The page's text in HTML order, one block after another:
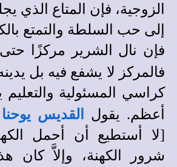
الزوجية، فإن المتاع الذي
إلى حب السلطة والتمتع
فإن نال الشرير مركزًا حتى
فالمركز لا يشفع فيه بل
كراسي المسئولية والتعليم
أعظم. يقول
القديس
[لا أستطيع أن أحمل
شرور الكهنة، وإلاَّ كان